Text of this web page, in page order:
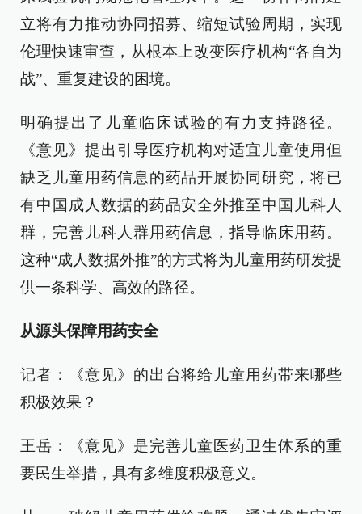
立将有力推动协同招募、缩短试验周期，实现
伦理快速审查，从根本上改变医疗机构“各自为
战”、重复建设的困境。
明确提出了儿童临床试验的有力支持路径。
《意见》提出引导医疗机构对适宜儿童使用但
缺乏儿童用药信息的药品开展协同研究，将已
有中国成人数据的药品安全外推至中国儿科人
群，完善儿科人群用药信息，指导临床用药。
这种“成人数据外推”的方式将为儿童用药研发提
供一条科学、高效的路径。
从源头保障用药安全
记者：《意见》的出台将给儿童用药带来哪些
积极效果？
王岳：《意见》是完善儿童医药卫生体系的重
要民生举措，具有多维度积极意义。